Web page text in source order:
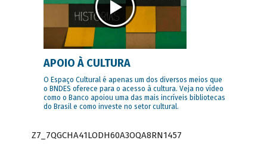
APOIO À CULTURA
O Espaço Cultural é apenas um dos diversos meios que
o BNDES oferece para o acesso à cultura. Veja no vídeo
como o Banco apoiou uma das mais incríveis bibliotecas
do Brasil e como investe no setor cultural.
Z7_7QGCHA41LODH60A3OQA8RN1457